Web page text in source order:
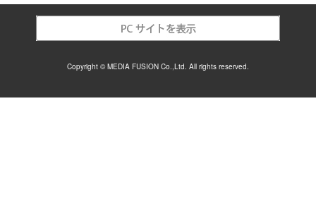
Copyright © MEDIA FUSION Co.,Ltd. All rights reserved.